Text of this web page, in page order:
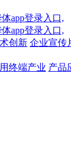
app登录入口,
app登录入口,
创新 企业宣传
终端产业 产品